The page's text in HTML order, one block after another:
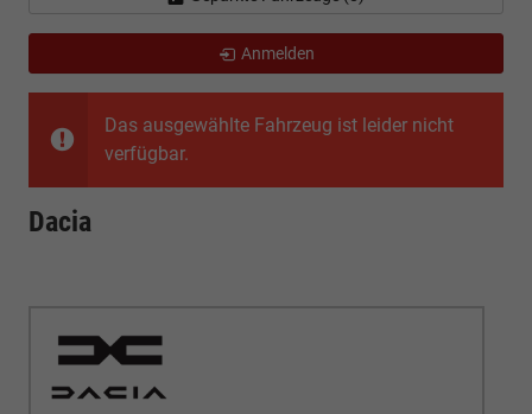
Das ausgewählte Fahrzeug ist leider nicht
verfügbar.
Dacia
Anmelden